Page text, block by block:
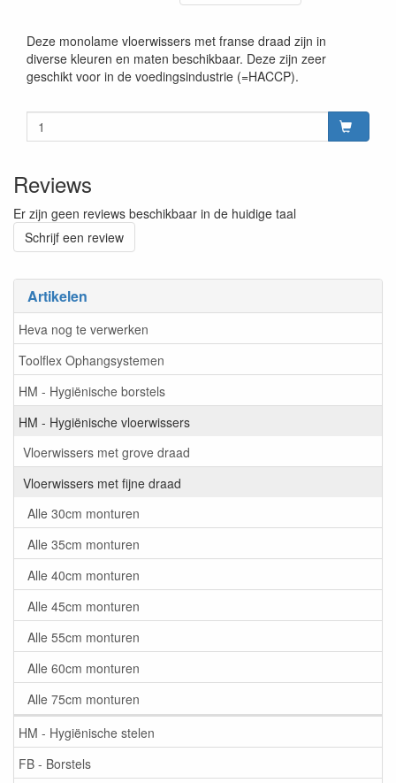
Artikelen
Heva nog te verwerken
Toolflex Ophangsystemen
HM - Hygiënische borstels
HM - Hygiënische vloerwissers
Vloerwissers met grove draad
Vloerwissers met fijne draad
Alle 30cm monturen
Alle 35cm monturen
Alle 40cm monturen
Alle 45cm monturen
Alle 55cm monturen
Alle 60cm monturen
Alle 75cm monturen
HM - Hygiënische stelen
FB - Borstels
Deze monolame vloerwissers met franse draad zijn in
diverse kleuren en maten beschikbaar. Deze zijn zeer
geschikt voor in de voedingsindustrie (=HACCP).
Reviews
Er zijn geen reviews beschikbaar in de huidige taal
Schrijf een review